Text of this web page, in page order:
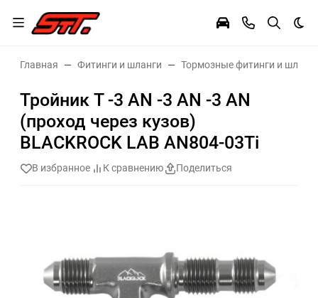
Главная Фитинги и шланги Тормозные фитинги и
Тройник T -3 AN -3 AN -3 AN
(проход через кузов)
BLACKROCK LAB AN804-03Ti
В избранное К сравнению Поделиться